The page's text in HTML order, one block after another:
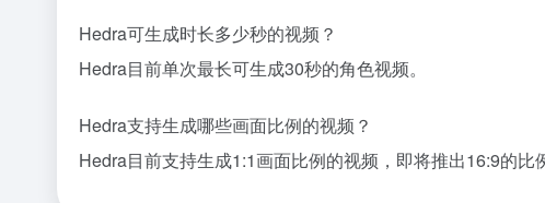
Hedra可生成时长多少秒的视频？
Hedra目前单次最长可生成30秒的角色视频。
Hedra支持生成哪些画面比例的视频？
Hedra目前支持生成1:1画面比例的视频，即将推出16:9的比